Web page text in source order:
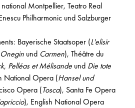
Montpellier, Teatro Real
Philharmonic und Salzburger
Bayerische Staatsoper (L'elisir
und Carmen), Théâtre du
Pelléas et Mélisande und Die tote
National Opera (Hansel und
Opera (Tosca), Santa Fe Opera
), English National Opera